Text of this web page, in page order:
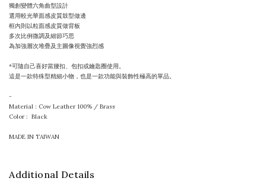
獨創變體六角曲型設計
選用較光華面感皮質鼓型做邊
框內則以粒面感皮質做背板
多次比例微調及細節巧思
為加強層次堆疊及主圖像視覺強烈感
*可隨自己喜好當腰扣、包扣或鑰匙圈使用。
這是一款特殊型精細小物，也是一款功能與裝飾性極高的單品。
-
Material : Cow Leather 100% / Brass
Color : Black
MADE IN TAIWAN
Additional Details